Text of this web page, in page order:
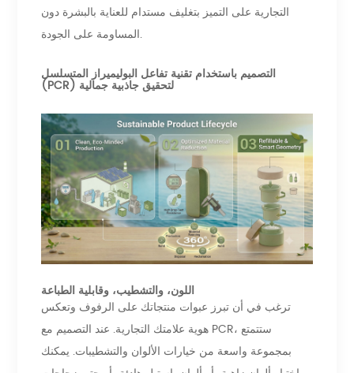
التجارية على التميز بتغليف مستدام للعناية بالبشرة دون
المساومة على الجودة.
التصميم باستخدام تقنية تفاعل البوليميراز المتسلسل
(PCR) لتحقيق جاذبية جمالية
اللون، والتشطيب، وقابلية الطباعة
ترغب في أن تبرز عبوات منتجاتك على الرفوف وتعكس
هوية علامتك التجارية. عند التصميم مع PCR، ستتمتع
بمجموعة واسعة من خيارات الألوان والتشطيبات. يمكنك